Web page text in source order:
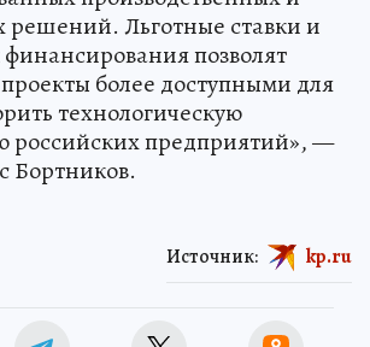
решений. Льготные ставки и
позволят
более доступными для
технологическую
российских предприятий», —
Бортников.
Источник: kp.ru